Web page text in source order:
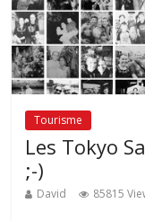
Tourisme
Les Tokyo
;-)
David 85815